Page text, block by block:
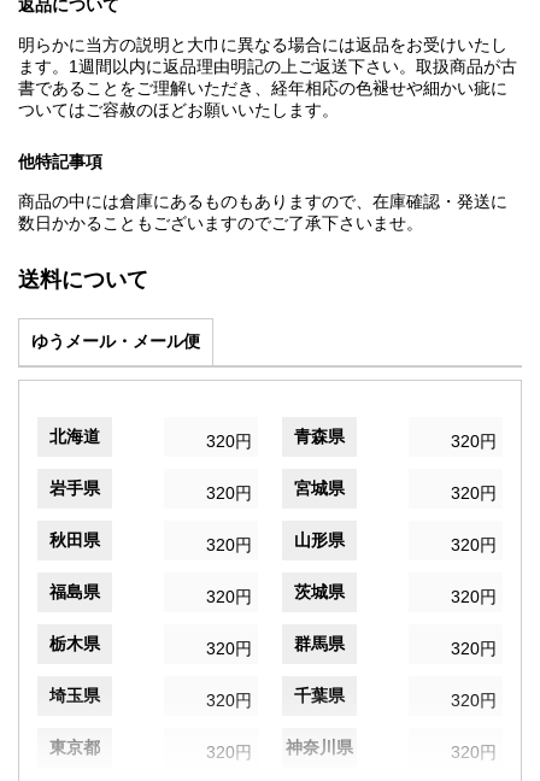
返品について
明らかに当方の説明と大巾に異なる場合には返品をお受けいたし
ます。1週間以内に返品理由明記の上ご返送下さい。取扱商品が古
書であることをご理解いただき、経年相応の色褪せや細かい疵に
ついてはご容赦のほどお願いいたします。
他特記事項
商品の中には倉庫にあるものもありますので、在庫確認・発送に
数日かかることもございますのでご了承下さいませ。
送料について
ゆうメール・メール便
北海道 320円 青森県 320円
岩手県 320円 宮城県 320円
秋田県 320円 山形県 320円
福島県 320円 茨城県 320円
栃木県 320円 群馬県 320円
埼玉県 320円 千葉県 320円
東京都 320円 神奈川県 320円